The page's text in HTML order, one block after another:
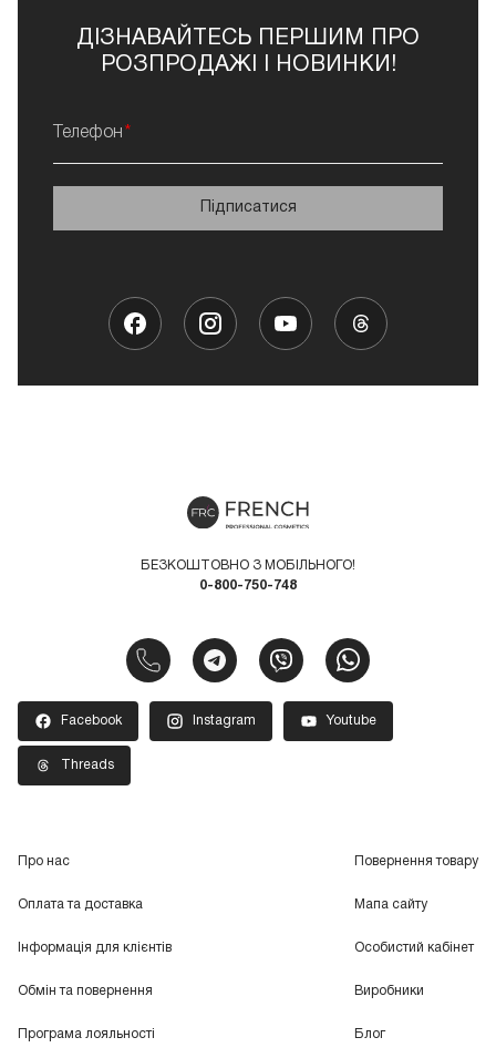
ДІЗНАВАЙТЕСЬ ПЕРШИМ ПРО
РОЗПРОДАЖІ І НОВИНКИ!
Телефон
Підписатися
БЕЗКОШТОВНО З МОБІЛЬНОГО!
0-800-750-748
Facebook Instagram Youtube
Threads
Про нас
Оплата та доставка
Інформація для клієнтів
Обмін та повернення
Програма лояльності
Повернення товару
Мапа сайту
Особистий кабінет
Виробники
Блог